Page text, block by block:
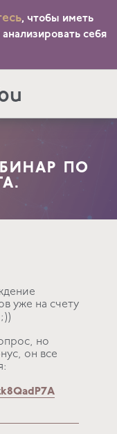
, чтобы иметь
себя
ПО
уже на счету
но
он все